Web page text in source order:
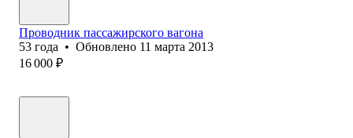
Проводник пассажирского вагона
53 года • Обновлено 11 марта 2013
16 000 ₽